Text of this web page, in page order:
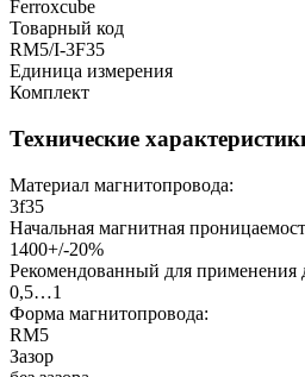
Ferroxcube
Товарный код
RM5/I-3F35
Единица измерения
Комплект
Технические
Материал магнитопровода:
3f35
Начальная магнитная
1400+/-20%
Рекомендованный для применения
0,5…1
Форма магнитопровода:
RM5
Зазор